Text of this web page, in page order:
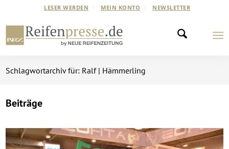
LESER WERDEN MEIN KONTO NEWSLETTER
Schlagwortarchiv für: Ralf | Hämmerling
Beiträge